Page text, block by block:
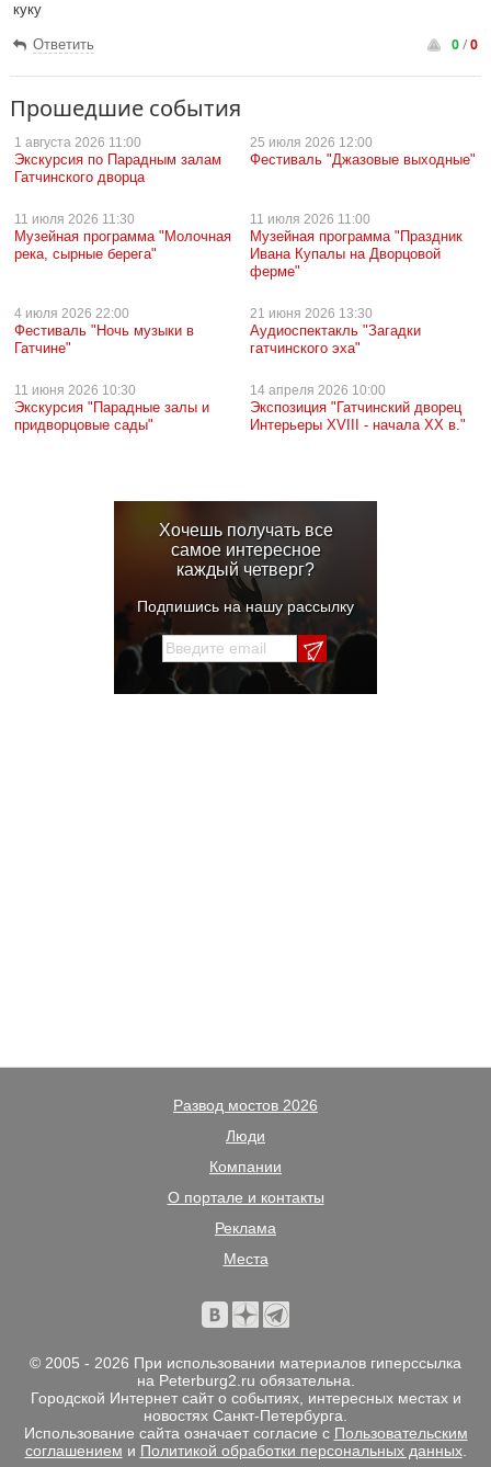
куку
Ответить 0/0
Прошедшие события
1 августа 2026 11:00
Экскурсия по Парадным залам
Гатчинского дворца
25 июля 2026 12:00
Фестиваль "Джазовые выходные"
11 июля 2026 11:30
Музейная программа "Молочная
река, сырные берега"
11 июля 2026 11:00
Музейная программа "Праздник
Ивана Купалы на Дворцовой
ферме"
4 июля 2026 22:00
Фестиваль "Ночь музыки в
Гатчине"
21 июня 2026 13:30
Аудиоспектакль "Загадки
гатчинского эха"
11 июня 2026 10:30
Экскурсия "Парадные залы и
придворцовые сады"
14 апреля 2026 10:00
Экспозиция "Гатчинский дворец
Интерьеры ХVIII - начала ХХ в."
Хочешь получать все
самое интересное
каждый четверг?
Подпишись на нашу рассылку
Развод мостов 2026
Люди
Компании
О портале и контакты
Реклама
Места
© 2005 - 2026 При использовании материалов гиперссылка
на Peterburg2.ru обязательна.
Городской Интернет сайт о событиях, интересных местах и
новостях Санкт-Петербурга.
Использование сайта означает согласие с Пользовательским
соглашением и Политикой обработки персональных данных.